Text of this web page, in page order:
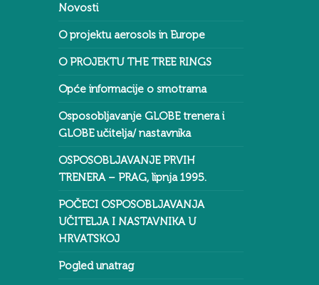
Novosti
O projektu aerosols in Europe
O PROJEKTU THE TREE RINGS
Opće informacije o smotrama
Osposobljavanje GLOBE trenera i
GLOBE učitelja/ nastavnika
OSPOSOBLJAVANJE PRVIH
TRENERA – PRAG, lipnja 1995.
POČECI OSPOSOBLJAVANJA
UČITELJA I NASTAVNIKA U
HRVATSKOJ
Pogled unatrag